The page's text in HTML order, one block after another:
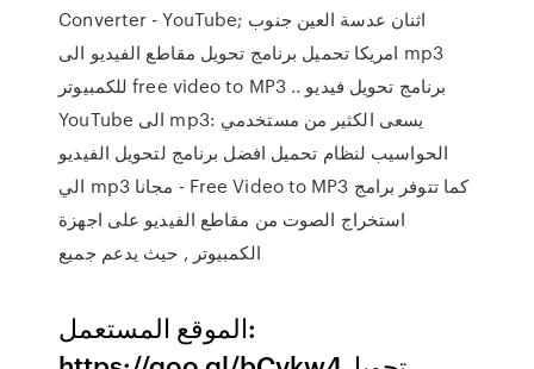
Converter - YouTube; اثنان عدسة العين جنوب
امريكا تحميل برنامج تحويل مقاطع الفيديو الى mp3
للكمبيوتر free video to MP3 .. برنامج تحويل فيديو
YouTube الى mp3: يسعى الكثير من مستخدمي
الحواسيب لنظام تحميل افضل برنامج لتحويل الفيديو
الي mp3 مجانا - Free Video to MP3 كما تتوفر برامج
استخراج الصوت من مقاطع الفيديو على اجهزة
الموقع المستعمل: